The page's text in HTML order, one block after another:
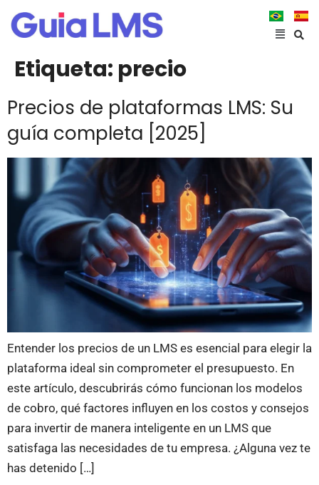
Etiqueta: precio
Precios de plataformas LMS: Su
guía completa [2025]
Entender los precios de un LMS es esencial para elegir la
plataforma ideal sin comprometer el presupuesto. En
este artículo, descubrirás cómo funcionan los modelos
de cobro, qué factores influyen en los costos y consejos
para invertir de manera inteligente en un LMS que
satisfaga las necesidades de tu empresa. ¿Alguna vez te
has detenido […]